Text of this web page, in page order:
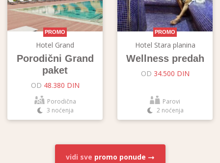
PROMO
Hotel Grand
Porodični Grand
paket
OD 48.380 DIN
Porodična
3 noćenja
PROMO
Hotel Stara planina
Wellness predah
OD 34.500 DIN
Parovi
2 noćenja
vidi sve promo ponude